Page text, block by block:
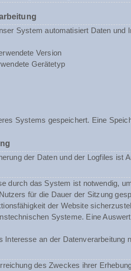
System automatisiert Daten
Version
Gerätetyp
Systems gespeichert. Eine
der Daten und der Logfiles ist
durch das System ist notwendig,
für die Dauer der Sitzung
der Website
Systeme. Eine
an der Datenverarbeitung
des Zweckes ihrer